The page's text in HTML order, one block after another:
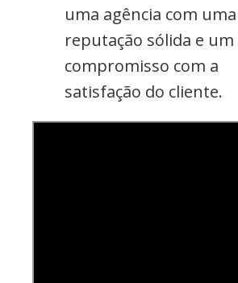
uma agência com uma
reputação sólida e um
compromisso com a
satisfação do cliente.